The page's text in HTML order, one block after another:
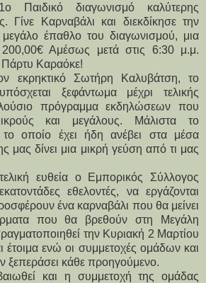
διαγωνισμό καλύτερης
Γίνε Καρναβάλι και διεκδίκησε την
έπαθλο του διαγωνισμού, μια
200,00€ Αμέσως μετά στις 6:30 μ.μ.
Πάρτυ Καραόκε!
εκρηκτικό Σωτήρη Καλυβάτση, το
ξεφάντωμα μέχρι τελικής
πρόγραμμα εκδηλώσεων που
και μεγάλους. Μάλιστα το
το οποίο έχει ήδη ανέβει στα μέσα
μας δίνει μια μικρή γεύση από τι μας
ευθεία ο Εμπορικός Σύλλογος
εθελοντές, να εργάζονται
ένα καρναβάλι που θα μείνει
που θα βρεθούν στη Μεγάλη
την Κυριακή 2 Μαρτίου
έτοιμα ενώ οι συμμετοχές ομάδων και
ξεπεράσει κάθε προηγούμενο.
και η συμμετοχή της ομάδας